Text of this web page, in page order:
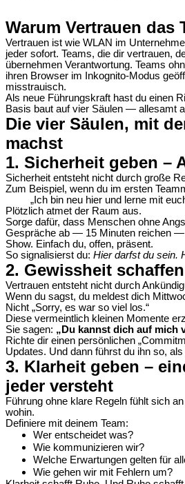
Warum Vertrauen das
Vertrauen ist wie WLAN im
jeder sofort. Teams, die dir vertrauen,
übernehmen Verantwortung. Teams
ihren Browser im Inkognito-Modus
misstrauisch.
Als neue Führungskraft hast du einen
Basis baut auf vier Säulen — allesamt
Die vier Säulen, mit
machst
1. Sicherheit geben –
Sicherheit entsteht nicht durch große
Zum Beispiel, wenn du im ersten
„Ich bin neu hier und lerne mit
Plötzlich atmet der Raum aus.
Sorge dafür, dass Menschen ohne
Gespräche ab — 15 Minuten reichen —
Show. Einfach du, offen, präsent.
So signalisierst du: Hier darfst du sein.
2. Gewissheit
Vertrauen entsteht nicht durch
Wenn du sagst, du meldest dich
Nicht „Sorry, es war so viel los.“
Diese vermeintlich kleinen Momente
Sie sagen: „Du kannst dich auf mich
Richte dir einen persönlichen
Updates. Und dann führst du ihn so,
3. Klarheit geben –
jeder versteht
Führung ohne klare Regeln fühlt sich
wohin.
Definiere mit deinem Team:
Wer entscheidet was?
Wie kommunizieren wir?
Welche Erwartungen gelten für
Wie gehen wir mit Fehlern um?